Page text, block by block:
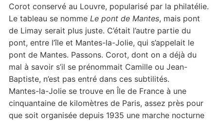
Corot conservé au Louvre, popularisé par la philatélie.
Le tableau se nomme Le pont de Mantes, mais pont
de Limay serait plus juste. C’était l’autre partie du
pont, entre l’île et Mantes-la-Jolie, qui s’appelait le
pont de Mantes. Passons. Corot, dont on a déjà du
mal à savoir s’il se prénommait Camille ou Jean-
Baptiste, n’est pas entré dans ces subtilités.
Mantes-la-Jolie se trouve en Île de France à une
cinquantaine de kilomètres de Paris, assez près pour
que soit organisée depuis 1935 une marche nocturne